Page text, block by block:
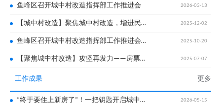
鱼峰区召开城中村改造指挥部工作推进会 2026-03-13
【城中村改造】聚焦城中村改造，增进民生福祉 2025-12-02
鱼峰区召开城中村改造指挥部工作推进会和城中村产业规划座谈会 2025-10-20
【聚焦城中村改造】攻坚再发力——房票服务与产业发展双推进 2025-07-07
工作成果 更多
“终于要住上新房了”！一把钥匙开启城中村改造居民幸福安居新篇章 2026-05-15